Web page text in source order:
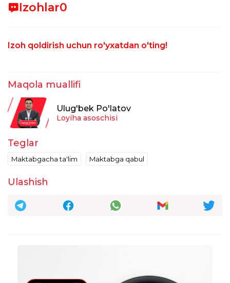
Izohlar0
Izoh qoldirish uchun ro'yxatdan o'ting!
Maqola muallifi
Ulug'bek Po'latov
Loyiha asoschisi
Teglar
Maktabgacha ta'lim Maktabga qabul
Ulashish